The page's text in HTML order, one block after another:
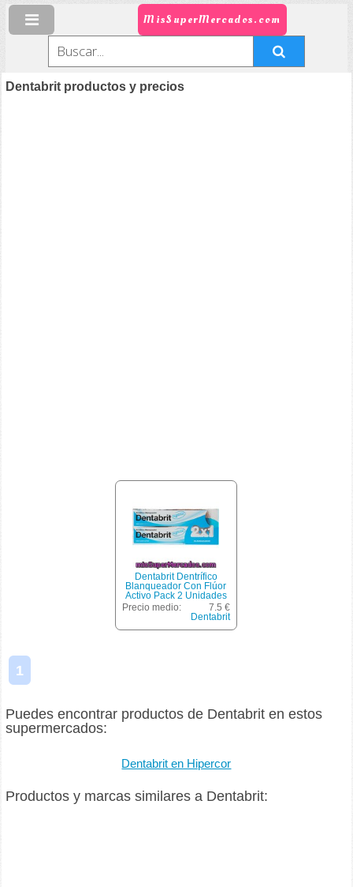
MisSuperMercados.com
Dentabrit productos y precios
Dentabrit Dentrífico
Blanqueador Con Flúor
Activo Pack 2 Unidades
Precio medio:
7.5 €
Dentabrit
1
Puedes encontrar productos de Dentabrit en estos
supermercados:
Dentabrit en Hipercor
Productos y marcas similares a Dentabrit: